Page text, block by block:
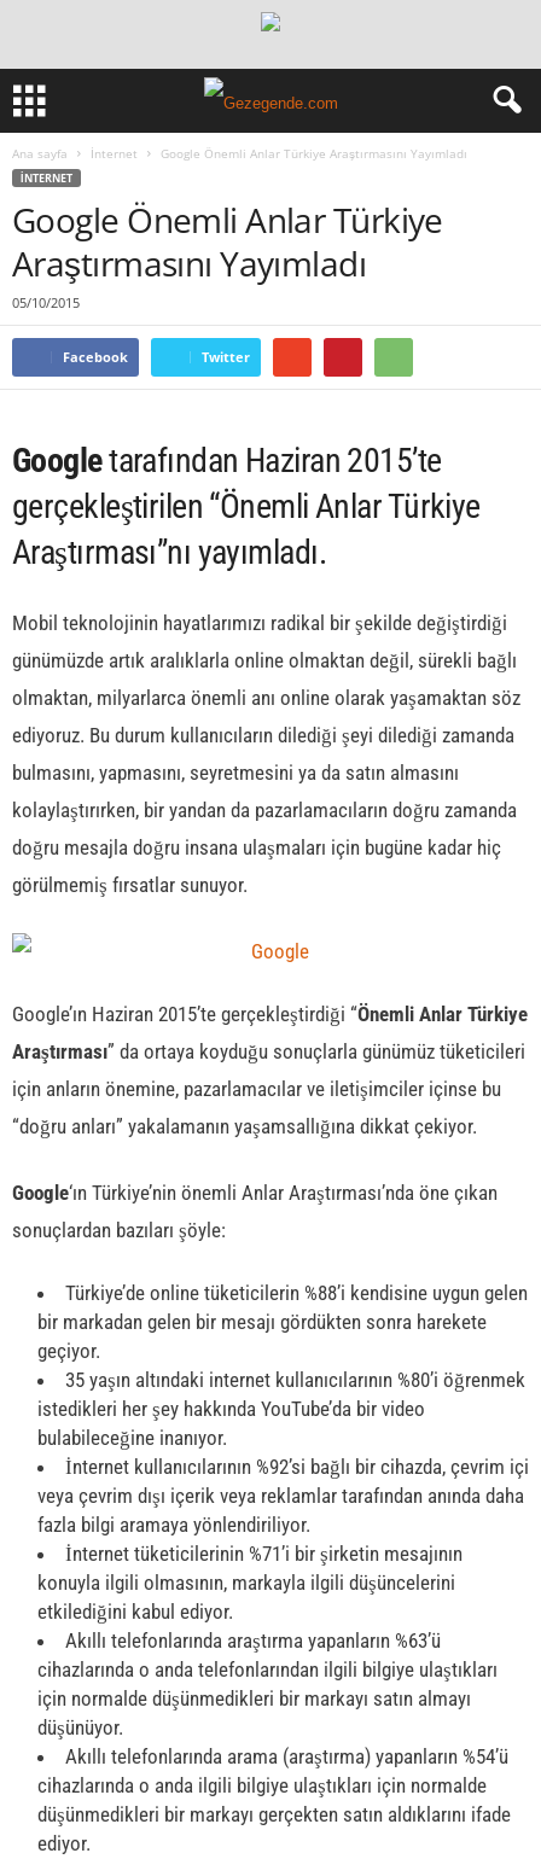
Ana sayfa İnternet Google Önemli Anlar Türkiye Araştırmasını Yayımladı
İNTERNET
Google Önemli Anlar Türkiye
Araştırmasını Yayımladı
05/10/2015
Facebook Twitter
Googletarafından Haziran 2015’te
gerçekleştirilen “Önemli Anlar Türkiye
Araştırması”nı yayımladı.
Mobil teknolojinin hayatlarımızı radikal bir şekilde değiştirdiği
günümüzde artık aralıklarla online olmaktan değil, sürekli bağlı
olmaktan, milyarlarca önemli anı online olarak yaşamaktan söz
ediyoruz. Bu durum kullanıcıların dilediği şeyi dilediği zamanda
bulmasını, yapmasını, seyretmesini ya da satın almasını
kolaylaştırırken, bir yandan da pazarlamacıların doğru zamanda
doğru mesajla doğru insana ulaşmaları için bugüne kadar hiç
görülmemiş fırsatlar sunuyor.
Google’ın Haziran 2015’te gerçekleştirdiği “Önemli Anlar Türkiye
Araştırması” da ortaya koyduğu sonuçlarla günümüz tüketicileri
için anların önemine, pazarlamacılar ve iletişimciler içinse bu
“doğru anları” yakalamanın yaşamsallığına dikkat çekiyor.
Google‘ın Türkiye’nin önemli Anlar Araştırması’nda öne çıkan
sonuçlardan bazıları şöyle:
Türkiye’de online tüketicilerin %88’i kendisine uygun gelen
bir markadan gelen bir mesajı gördükten sonra harekete
geçiyor.
35 yaşın altındaki internet kullanıcılarının %80’i öğrenmek
istedikleri her şey hakkında YouTube’da bir video
bulabileceğine inanıyor.
İnternet kullanıcılarının %92’si bağlı bir cihazda, çevrim içi
veya çevrim dışı içerik veya reklamlar tarafından anında daha
fazla bilgi aramaya yönlendiriliyor.
İnternet tüketicilerinin %71’i bir şirketin mesajının
konuyla ilgili olmasının, markayla ilgili düşüncelerini
etkilediğini kabul ediyor.
Akıllı telefonlarında araştırma yapanların %63’ü
cihazlarında o anda telefonlarından ilgili bilgiye ulaştıkları
için normalde düşünmedikleri bir markayı satın almayı
düşünüyor.
Akıllı telefonlarında arama (araştırma) yapanların %54’ü
cihazlarında o anda ilgili bilgiye ulaştıkları için normalde
düşünmedikleri bir markayı gerçekten satın aldıklarını ifade
ediyor.